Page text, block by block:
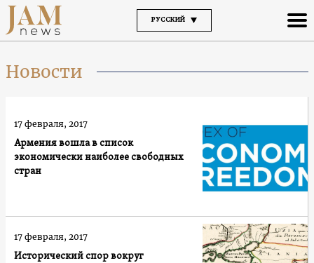
РУССКИЙ
Новости
Армения вошла в список
экономически наиболее свободных
стран
17 февраля, 2017
Исторический спор вокруг
17 февраля, 2017